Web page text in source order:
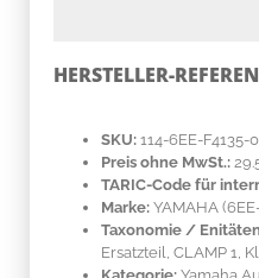
HERSTELLER-
SKU: 114-6EE-F4135-
Preis ohne MwSt.:
TARIC-Code für
Marke: YAMAHA
Taxonomie /
Ersatzteil, CLAMP 1,